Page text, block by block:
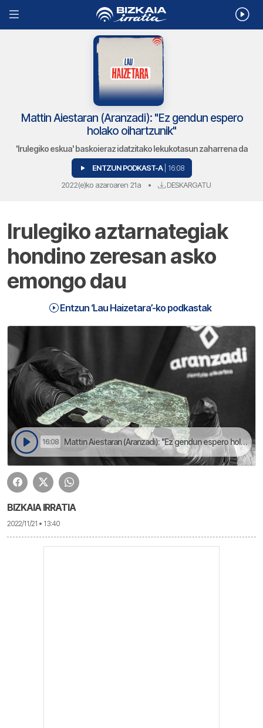
Mattin Aiestaran (Aranzadi): "Ez gendun espero
holako oihartzunik"
'Irulegiko eskua' baskoieraz idatzitako lekukotasun zaharrena da
ENTZUN PODKAST-A | 16:08
2022(e)ko azaroaren 21a • DESKARGATU
Irulegiko aztarnategiak
hondino zeresan asko
emongo dau
Entzun ‘Lau Haizetara’-ko podkastak
16:08 Mattin Aiestaran (Aranzadi): "Ez gendun espero holako oihartzunik" | Lau Haizetara
BIZKAIA IRRATIA
2022/11/21 • 13:40